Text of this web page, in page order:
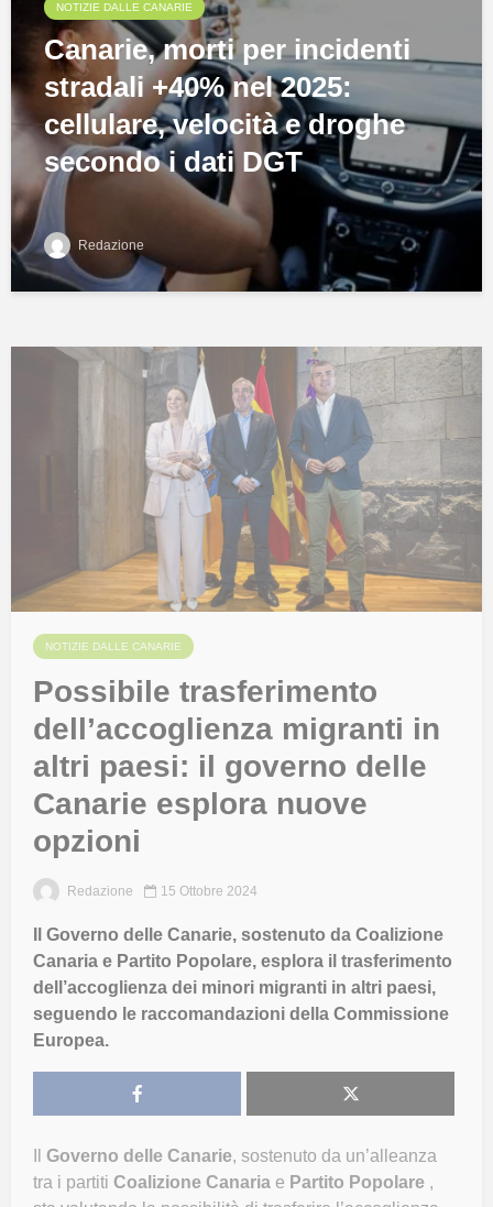
NOTIZIE DALLE CANARIE
Canarie, morti per incidenti
stradali +40% nel 2025:
cellulare, velocità e droghe
secondo i dati DGT
Redazione
NOTIZIE DALLE CANARIE
Possibile trasferimento
dell’accoglienza migranti in
altri paesi: il governo delle
Canarie esplora nuove
opzioni
Redazione 15 Ottobre 2024
Il Governo delle Canarie, sostenuto da Coalizione
Canaria e Partito Popolare, esplora il trasferimento
dell’accoglienza dei minori migranti in altri paesi,
seguendo le raccomandazioni della Commissione
Europea.
Governo delle Canarie, sostenuto da un’alleanza
tra i partiti Coalizione Canaria e Partito Popolare ,